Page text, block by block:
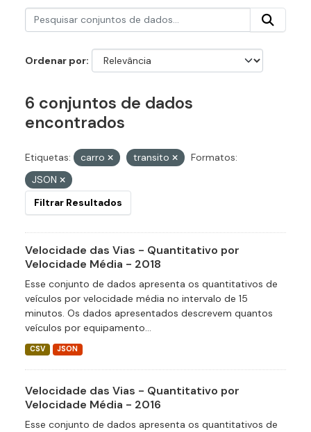
Ordenar por
6 conjuntos de dados
encontrados
Etiquetas: carro transito
Formatos:
JSON
Filtrar Resultados
Velocidade das Vias - Quantitativo por
Velocidade Média - 2018
Esse conjunto de dados apresenta os quantitativos de
veículos por velocidade média no intervalo de 15
minutos. Os dados apresentados descrevem quantos
veículos por equipamento...
CSV JSON
Velocidade das Vias - Quantitativo por
Velocidade Média - 2016
Esse conjunto de dados apresenta os quantitativos de